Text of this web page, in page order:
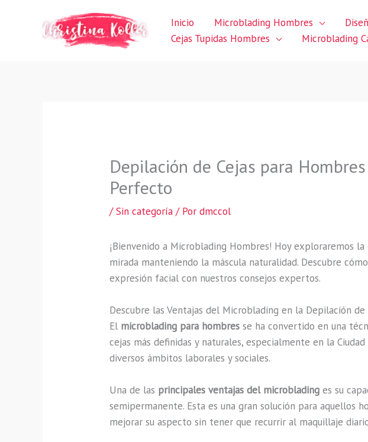
Inicio Microblading Hombres
Cejas Tupidas Hombres
Microblading
Depilación de Cejas para
Perfecto
/Sin categoría / Pordmccol
¡Bienvenido a Microblading Hombres! Hoy exploraremos la
mirada manteniendo la máscula naturalidad. Descubre
expresión facial con nuestros consejos expertos.
Descubre las Ventajas del Microblading en la Depilación de
El microblading para hombres se ha convertido en una
cejas más definidas y naturales, especialmente en la
diversos ámbitos laborales y sociales.
Una de las principales ventajas del microblading es su
semipermanente. Esta es una gran solución para aquellos
mejorar su aspecto sin tener que recurrir al maquillaje